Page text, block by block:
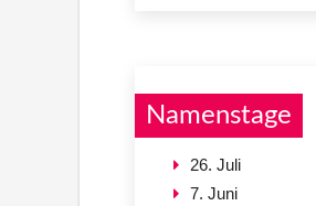
Namenstage
26. Juli
7. Juni